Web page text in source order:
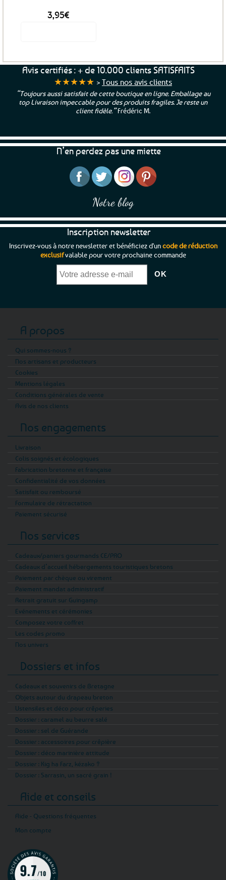
3,95€
Avis certifiés : + de 10.000 clients SATISFAITS
★★★★★ > Tous nos avis clients
“Toujours aussi satisfait de cette boutique en ligne. Emballage au
top Livraison impeccable pour des produits fragiles. Je reste un
client fidèle.”Frédéric M.
N’en perdez pas une miette
Notre blog
Inscription newsletter
Inscrivez-vous à notre newsletter et bénéficiez d'uncode de réduction
exclusifvalable pour votre prochaine commande
A propos
Qui sommes-nous ?
Nos artisans et producteurs
Cookies
Mentions légales
Conditions générales de vente
Avis de nos clients
Nos engagements
Livraison
Colis soignés et écologiques
Fabrication bretonne et française
Confidentialité de vos données
Satisfait ou remboursé
Formulaire de rétractation
Paiement sécurisé
Nos services
Cadeaux/paniers gourmands CE/PRO
Cadeaux d’accueil hébergements touristiques bretons
Paiement par chèque ou virement
Paiement mandat administratif
Retrait gratuit sur Guingamp
Evénements et cérémonies
Composez votre coffret
Les codes promo
Nos univers
Dossiers et infos
Cadeaux et souvenirs de Bretagne
Objets autour du drapeau breton
Ustensiles et déco pour crêperies
Dossier : caramel au beurre salé
Dossier : sel de Guérande
Dossier : accessoires pour crêpière
Dossier : déco marinière attitude
Dossier : Kig ha Farz, kézako ?
Dossier : Sarrasin, un sacré grain !
Aide et conseils
Aide - Questions fréquentes
Mon compte